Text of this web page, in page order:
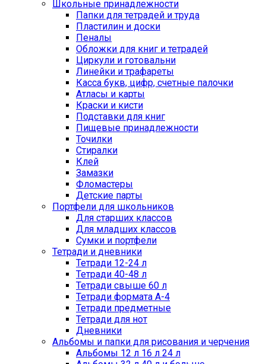
Школьные принадлежности
Папки для тетрадей и труда
Пластилин и доски
Пеналы
Обложки для книг и тетрадей
Циркули и готовальни
Линейки и трафареты
Касса букв, цифр, счетные палочки
Атласы и карты
Краски и кисти
Подставки для книг
Пищевые принадлежности
Точилки
Стиралки
Клей
Замазки
Фломастеры
Детские парты
Портфели для школьников
Для старших классов
Для младших классов
Сумки и портфели
Тетради и дневники
Тетради 12-24 л
Тетради 40-48 л
Тетради свыше 60 л
Тетради формата А-4
Тетради предметные
Тетради для нот
Дневники
Альбомы и папки для рисования и черчения
Альбомы 12 л 16 л 24 л